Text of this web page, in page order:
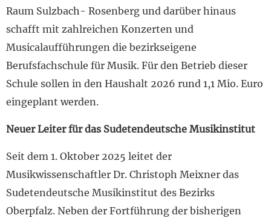
Raum Sulzbach- Rosenberg und darüber hinaus
schafft mit zahlreichen Konzerten und
Musicalaufführungen die bezirkseigene
Berufsfachschule für Musik. Für den Betrieb dieser
Schule sollen in den Haushalt 2026 rund 1,1 Mio. Euro
eingeplant werden.
Neuer Leiter für das Sudetendeutsche Musikinstitut
Seit dem 1. Oktober 2025 leitet der
Musikwissenschaftler Dr. Christoph Meixner das
Sudetendeutsche Musikinstitut des Bezirks
Oberpfalz. Neben der Fortführung der bisherigen